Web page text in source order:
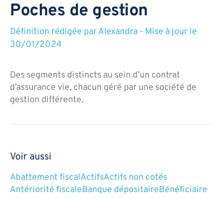
Poches de gestion
Définition rédigée parAlexandra - Mise à jour le
30/01/2024
Des segments distincts au sein d’un contrat
d’assurance vie, chacun géré par une société de
gestion différente.
Voir aussi
Abattement fiscalActifsActifs non cotés
Antériorité fiscaleBanque dépositaireBénéficiaire